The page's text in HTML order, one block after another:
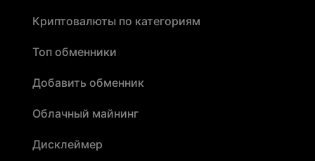
Криптовалюты по категориям
Топ обменники
Добавить обменник
Облачный майнинг
Дисклеймер